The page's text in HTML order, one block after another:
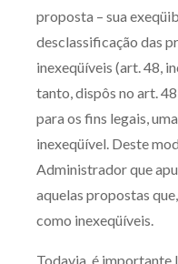
proposta – sua
desclassificação das
inexeqüíveis (art. 48,
tanto, dispôs no art.
para os fins legais,
inexeqüível. Deste
Administrador que
aquelas propostas
como inexeqüíveis.
Todavia, é importante